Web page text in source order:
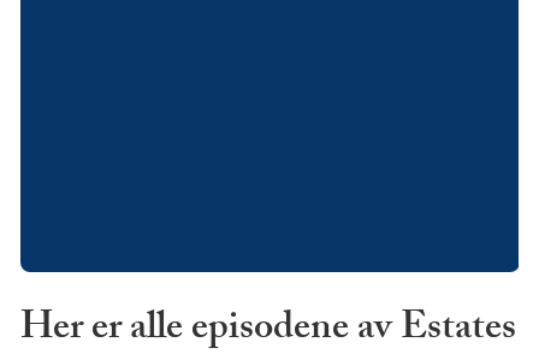
Her er alle episodene av Estates